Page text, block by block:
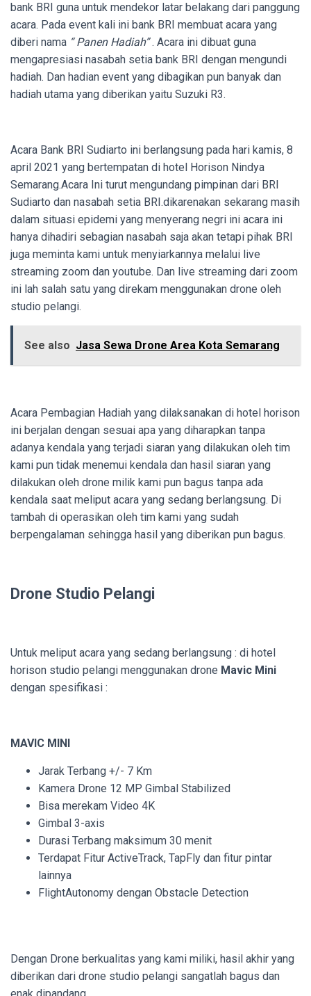
bank BRI guna untuk mendekor latar belakang dari panggung
acara. Pada event kali ini bank BRI membuat acara yang
diberi nama “ Panen Hadiah”. Acara ini dibuat guna
mengapresiasi nasabah setia bank BRI dengan mengundi
hadiah. Dan hadian event yang dibagikan pun banyak dan
hadiah utama yang diberikan yaitu Suzuki R3.
Acara Bank BRI Sudiarto ini berlangsung pada hari kamis, 8
april 2021 yang bertempatan di hotel Horison Nindya
Semarang.Acara Ini turut mengundang pimpinan dari BRI
Sudiarto dan nasabah setia BRI.dikarenakan sekarang masih
dalam situasi epidemi yang menyerang negri ini acara ini
hanya dihadiri sebagian nasabah saja akan tetapi pihak BRI
juga meminta kami untuk menyiarkannya melalui live
streaming zoom dan youtube. Dan live streaming dari zoom
ini lah salah satu yang direkam menggunakan drone oleh
studio pelangi.
See also Jasa Sewa Drone Area Kota Semarang
Acara Pembagian Hadiah yang dilaksanakan di hotel horison
ini berjalan dengan sesuai apa yang diharapkan tanpa
adanya kendala yang terjadi siaran yang dilakukan oleh tim
kami pun tidak menemui kendala dan hasil siaran yang
dilakukan oleh drone milik kami pun bagus tanpa ada
kendala saat meliput acara yang sedang berlangsung. Di
tambah di operasikan oleh tim kami yang sudah
berpengalaman sehingga hasil yang diberikan pun bagus.
Drone Studio Pelangi
Untuk meliput acara yang sedang berlangsung : di hotel
horison studio pelangi menggunakan drone Mavic Mini
dengan spesifikasi :
MAVIC MINI
Jarak Terbang +/- 7 Km
Kamera Drone 12 MP Gimbal Stabilized
Bisa merekam Video 4K
Gimbal 3-axis
Durasi Terbang maksimum 30 menit
Terdapat Fitur ActiveTrack, TapFly dan fitur pintar
lainnya
FlightAutonomy dengan Obstacle Detection
Dengan Drone berkualitas yang kami miliki, hasil akhir yang
diberikan dari drone studio pelangi sangatlah bagus dan